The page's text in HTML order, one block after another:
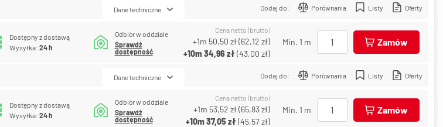
Dodaj do: Porównania Listy Oferty
Dane techniczne
Dostępny z dostawą
Wysyłka:24 h
Odbiór w oddziale
Sprawdź
dostępność
Cena netto (brutto)
+1m 50,50 zł(62,12 zł)
+10m34,96 zł(43,00 zł)
Min. 1 m Zamów
Dodaj do: Porównania Listy Oferty
Dane techniczne
Dostępny z dostawą
Wysyłka:24 h
Odbiór w oddziale
Sprawdź
dostępność
Cena netto (brutto)
+1m 53,52 zł(65,83 zł)
+10m37,05 zł(45,57 zł)
Min. 1 m Zamów